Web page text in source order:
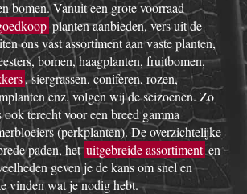
bomen. Vanuit een grote voorraad
planten aanbieden, vers uit de
ons vast assortiment aan vaste planten,
bomen, haagplanten, fruitbomen,
, siergrassen, coniferen, rozen,
enz. volgen wij de seizoenen. Zo
terecht voor een breed gamma
(perkplanten). De overzichtelijke
paden, hetuitgebreide assortiment en
geven je de kans om snel en
vinden wat je nodig hebt.